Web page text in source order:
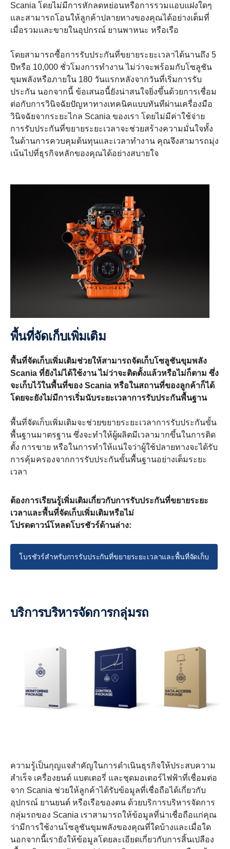
Scania โดยไม่มีการหักลดหย่อนหรือการรวมแอบแฝงใดๆ
และสามารถโอนให้ลูกค้าปลายทางของคุณได้อย่างเต็มที่
เมื่อรวมและขายในอุปกรณ์ ยานพาหนะ หรือเรือ
โดยสามารถซื้อการรับประกันที่ขยายระยะเวลาได้นานถึง 5
ปีหรือ 10,000 ชั่วโมงการทำงาน ไม่ว่าจะพร้อมกับโซลูชัน
ขุมพลังหรือภายใน 180 วันแรกหลังจากวันที่เริ่มการรับ
ประกัน นอกจากนี้ ข้อเสนอนี้ยังน่าสนใจยิ่งขึ้นด้วยการเชื่อม
ต่อกับการวินิจฉัยปัญหาทางเทคนิคแบบทันทีผ่านเครื่องมือ
วินิจฉัยจากระยะไกล Scania ของเรา โดยไม่มีค่าใช้จ่าย
การรับประกันที่ขยายระยะเวลาจะช่วยสร้างความมั่นใจทั้ง
ในด้านการควบคุมต้นทุนและเวลาทำงาน คุณจึงสามารถมุ่ง
เน้นไปที่ธุรกิจหลักของคุณได้อย่างสบายใจ
พื้นที่จัดเก็บเพิ่มเติม
พื้นที่จัดเก็บเพิ่มเติมช่วยให้สามารถจัดเก็บโซลูชันขุมพลัง
Scania ที่ยังไม่ได้ใช้งาน ไม่ว่าจะติดตั้งแล้วหรือไม่ก็ตาม ซึ่ง
จะเก็บไว้ในพื้นที่ของ Scania หรือในสถานที่ของลูกค้าก็ได้
โดยจะยังไม่มีการเริ่มนับระยะเวลาการรับประกันพื้นฐาน
พื้นที่จัดเก็บเพิ่มเติมจะช่วยขยายระยะเวลาการรับประกันขั้น
พื้นฐานมาตรฐาน ซึ่งจะทำให้ผู้ผลิตมีเวลามากขึ้นในการติด
ตั้ง การขาย หรือในการทำให้แน่ใจว่าผู้ใช้ปลายทางจะได้รับ
การคุ้มครองจากการรับประกันขั้นพื้นฐานอย่างเต็มระยะ
เวลา
ต้องการเรียนรู้เพิ่มเติมเกี่ยวกับการรับประกันที่ขยายระยะ
เวลาและพื้นที่จัดเก็บเพิ่มเติมหรือไม่
โปรดดาวน์โหลดโบรชัวร์ด้านล่าง:
โบรชัวร์สำหรับการรับประกันที่ขยายระยะเวลาและพื้นที่จัดเก็บ
บริการบริหารจัดการกลุ่มรถ
ความรู้เป็นกุญแจสำคัญในการดำเนินธุรกิจให้ประสบความ
สำเร็จ เครื่องยนต์ แบตเตอรี่ และชุดมอเตอร์ไฟฟ้าที่เชื่อมต่อ
จาก Scania ช่วยให้ลูกค้าได้รับข้อมูลที่เชื่อถือได้เกี่ยวกับ
อุปกรณ์ ยานยนต์ หรือเรือของตน ด้วยบริการบริหารจัดการ
กลุ่มรถของ Scania เราสามารถให้ข้อมูลที่น่าเชื่อถือแก่คุณ
ว่ามีการใช้งานโซลูชันขุมพลังของคุณที่ใดบ้างและเมื่อใด
นอกจากนี้เรายังให้ข้อมูลโดยละเอียดเกี่ยวกับการสิ้นเปลือง